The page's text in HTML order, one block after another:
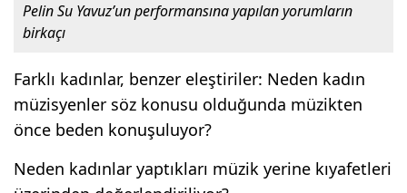
Pelin Su Yavuz’un performansına yapılan yorumların
birkaçı
Farklı kadınlar, benzer eleştiriler: Neden kadın
müzisyenler söz konusu olduğunda müzikten
önce beden konuşuluyor?
Neden kadınlar yaptıkları müzik yerine kıyafetleri